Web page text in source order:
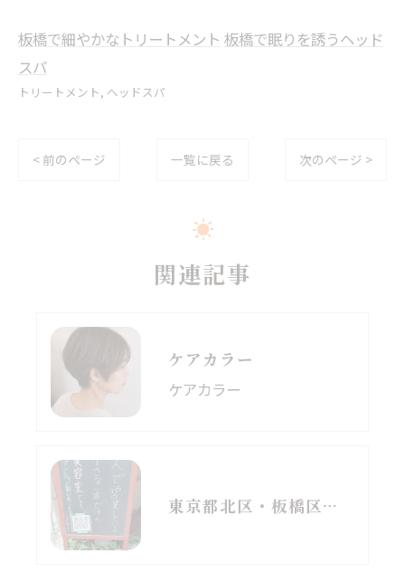
板橋で細やかなトリートメント 板橋で眠りを誘うヘッド
スパ
トリートメント ヘッドスパ
< 前のページ 一覧に戻る 次のページ >
関連記事
ケアカラー
ケアカラー
東京都北区・板橋区でヘアマニキュアをお探しの方へ｜頭皮がしみる方のための白髪染めという選択肢